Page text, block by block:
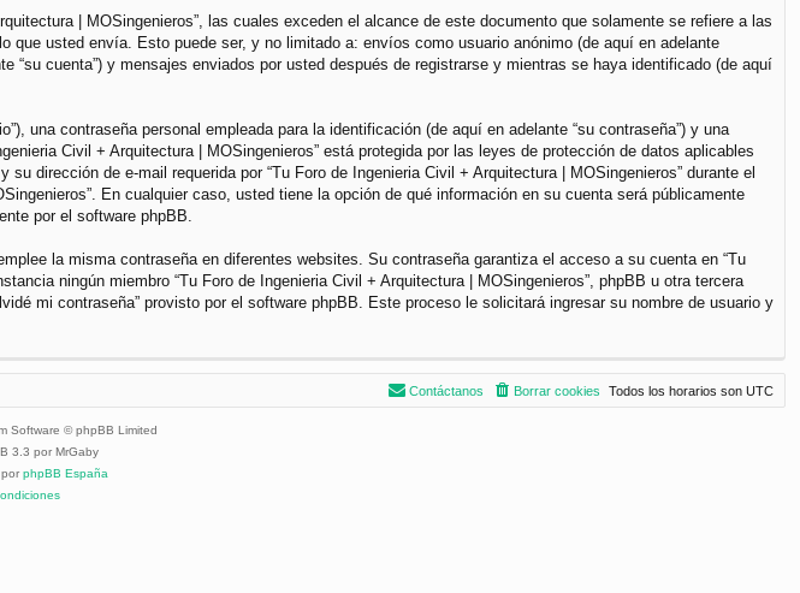
| MOSingenieros”, las cuales exceden el alcance de este documento que solamente se refiere a las
usted envía. Esto puede ser, y no limitado a: envíos como usuario anónimo (de aquí en adelante
“su cuenta”) y mensajes enviados por usted después de registrarse y mientras se haya identificado (de aquí
una contraseña personal empleada para la identificación (de aquí en adelante “su contraseña”) y una
Civil + Arquitectura | MOSingenieros” está protegida por las leyes de protección de datos aplicables
dirección de e-mail requerida por “Tu Foro de Ingenieria Civil + Arquitectura | MOSingenieros” durante el
En cualquier caso, usted tiene la opción de qué información en su cuenta será públicamente
por el software phpBB.
la misma contraseña en diferentes websites. Su contraseña garantiza el acceso a su cuenta en “Tu
ningún miembro “Tu Foro de Ingenieria Civil + Arquitectura | MOSingenieros”, phpBB u otra tercera
mi contraseña” provisto por el software phpBB. Este proceso le solicitará ingresar su nombre de usuario y
Todos los horarios son UTC
Borrar cookies
Contáctanos
Software © phpBB Limited
3.3 por MrGaby
phpBB España